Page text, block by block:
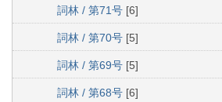
詞林 / 第71号 [6]
詞林 / 第70号 [5]
詞林 / 第69号 [5]
詞林 / 第68号 [6]